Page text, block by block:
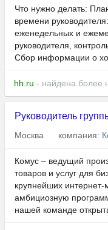
Что нужно делать:
времени
еженедельных и
руководителя,
Сбор информации о
hh.ru - найдена более
Руководитель
Москва компания:
Комус – ведущий
товаров и услуг для
крупнейших
амбициозную
нашей команде